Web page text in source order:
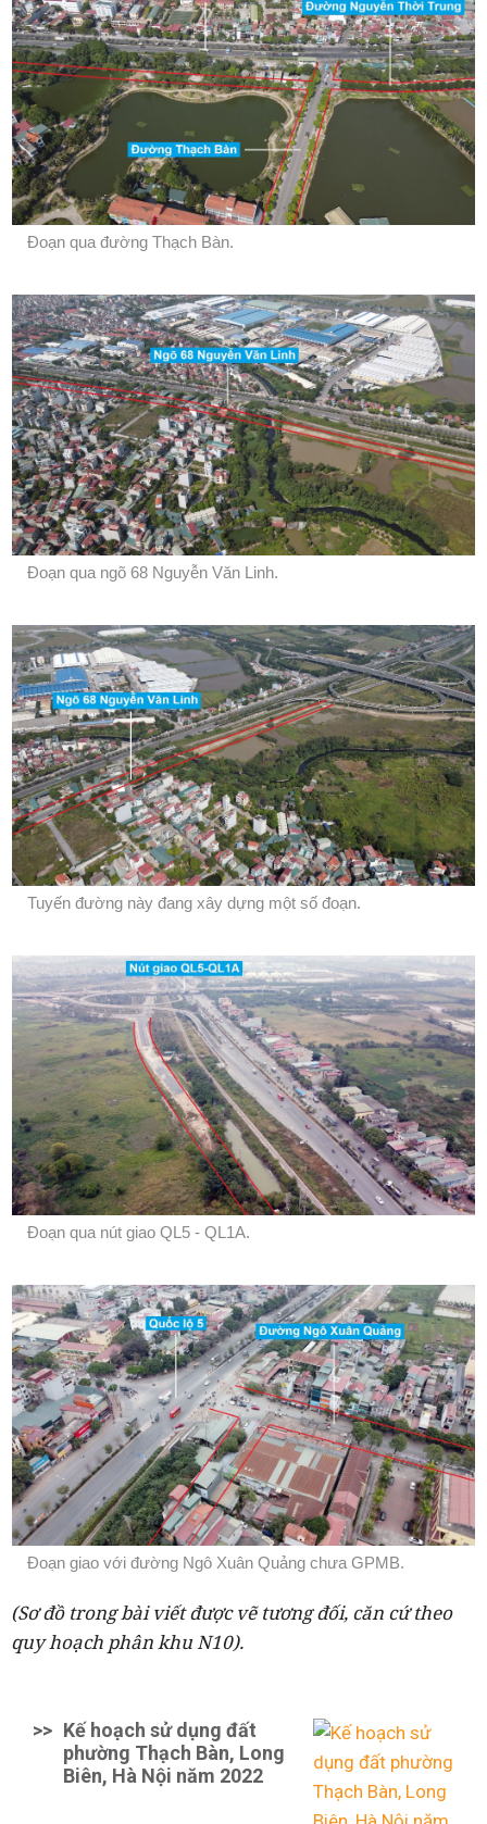
Đoạn qua đường Thạch Bàn.
Đoạn qua ngõ 68 Nguyễn Văn Linh.
Tuyến đường này đang xây dựng một số đoạn.
Đoạn qua nút giao QL5 - QL1A.
Đoạn giao với đường Ngô Xuân Quảng chưa GPMB.
(Sơ đồ trong bài viết được vẽ tương đối, căn cứ theo
quy hoạch phân khu N10).
>> Kế hoạch sử dụng đất
phường Thạch Bàn, Long
Biên, Hà Nội năm 2022